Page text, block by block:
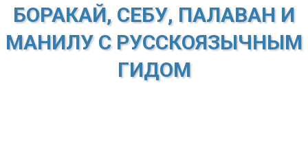
БОРАКАЙ, СЕБУ, ПАЛАВАН И
МАНИЛУ С РУССКОЯЗЫЧНЫМ
ГИДОМ